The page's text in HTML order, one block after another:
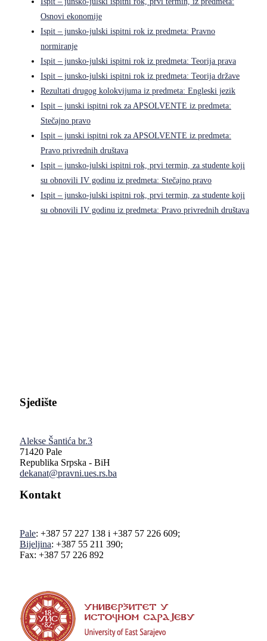
Osnovi ekonomije
Ispit – junsko-julski ispitni rok iz predmeta: Pravno
normiranje
Ispit – junsko-julski ispitni rok iz predmeta: Teorija prava
Ispit – junsko-julski ispitni rok iz predmeta: Teorija države
Rezultati drugog kolokvijuma iz predmeta: Engleski jezik
Ispit – junski ispitni rok za APSOLVENTE iz predmeta:
Stečajno pravo
Ispit – junski ispitni rok za APSOLVENTE iz predmeta:
Pravo privrednih društava
Ispit – junsko-julski ispitni rok, prvi termin, za studente koji
su obnovili IV godinu iz predmeta: Stečajno pravo
Ispit – junsko-julski ispitni rok, prvi termin, za studente koji
su obnovili IV godinu iz predmeta: Pravo privrednih društava
Sjedište
Alekse Šantića br.3
71420 Pale
Republika Srpska - BiH
dekanat@pravni.ues.rs.ba
Kontakt
Pale: +387 57 227 138 i +387 57 226 609;
Bijeljina: +387 55 211 390;
Fax: +387 57 226 892